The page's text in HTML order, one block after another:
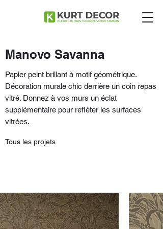
Manovo Savanna
Papier peint brillant à motif géométrique.
Décoration murale chic derrière un coin repas
vitré. Donnez à vos murs un éclat
supplémentaire pour refléter les surfaces
vitrées.
Tous les projets